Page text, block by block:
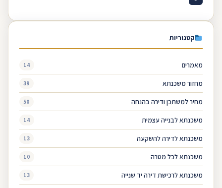
קטגוריות
מאמרים 14
מחזור משכנתא 39
מחיר למשתכן ודירה בהנחה 50
משכנתא לבנייה עצמית 14
משכנתא לדירה להשקעה 13
משכנתא לכל מטרה 10
משכנתא לרכישת דירה יד שנייה 13